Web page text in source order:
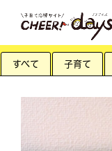
すべて 子育て